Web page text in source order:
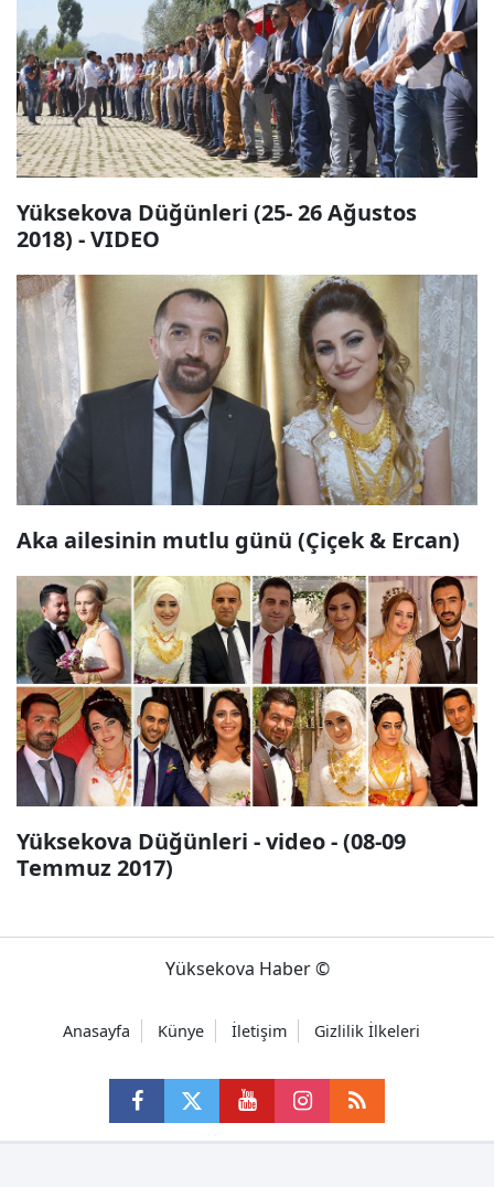
Yüksekova Düğünleri (25- 26 Ağustos
2018) - VIDEO
Aka ailesinin mutlu günü (Çiçek & Ercan)
Yüksekova Düğünleri - video - (08-09
Temmuz 2017)
Yüksekova Haber ©
Anasayfa Künye İletişim Gizlilik İlkeleri